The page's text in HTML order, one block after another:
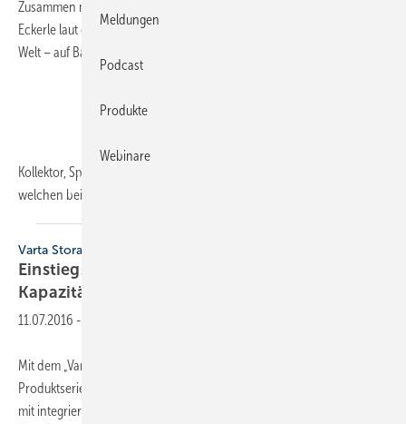
Zusammen mit einem Hersteller von Hocheffizienzantrieben hat
Eckerle laut eigener Aussage die energieeffizienteste Solarpumpe der
Welt – auf Basis einer Zahnradpumpe zur Serienreife gebracht.
Kollektor, Speicher und Regelung: Das sind die Komponenten,
welchen bei der
Varta Storage
Einstiegsspeicher mit mehr Leistung und
Kapazität
11.07.2016 -
Mit dem „Varta element 9“ erweitert der Hersteller Varta Storage die
Produktserie um einen weiteren Batteriespeicher. Das Komplettsystem
mit integriertem Wechselrichter sowie Batterie- und
Meldungen
Podcast
Produkte
Webinare